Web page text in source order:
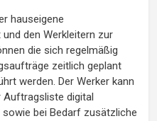
hauseigene
den Werkleitern zur
die sich regelmäßig
zeitlich geplant
werden. Der Werker kann
Auftragsliste digital
bei Bedarf zusätzliche